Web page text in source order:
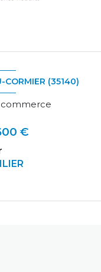
CORMIER (35140)
€